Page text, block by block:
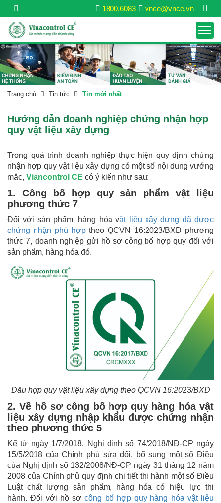
vnce@vnce.vn
1800.6083
Trang chủ Tin tức Tin mới nhất
Hướng dẫn doanh nghiệp chứng nhận hợp
quy vật liệu xây dựng
Trong quá trình doanh nghiệp thực hiện quy định chứng
nhận hợp quy vật liệu xây dựng có một số nội dung vướng
mắc, Viancontrol CE có ý kiến như sau:
1. Công bố hợp quy sản phẩm vật liệu
phương thức 7
Đối với sản phẩm, hàng hóa vật liệu xây dựng đã được
chứng nhận phù hợptheo QCVN 16:2023/BXD phương
thức 7, doanh nghiệp gửi hồ sơ công bố hợp quy đối với
sản phẩm, hàng hóa đó.
Dấu hợp quy vật liệu xây dựng theo QCVN 16:2023/BXD
2. Về hồ sơ công bố hợp quy hàng hóa vật
liệu xây dựng nhập khẩu được chứng nhận
theo phương thức 5
Kể từ ngày 1/7/2018, Nghị định số 74/2018/NĐ-CP ngày
15/5/2018 của Chính phủ sửa đổi, bổ sung một số Điều
của Nghị định số 132/2008/NĐ-CP ngày 31 tháng 12 năm
2008 của Chính phủ quy định chi tiết thi hành một số Điều
Luật chất lượng sản phẩm, hàng hóa có hiệu lực thi
hành. Đối với hồ sơcông bố hợp quy hàng hóa vật liệu